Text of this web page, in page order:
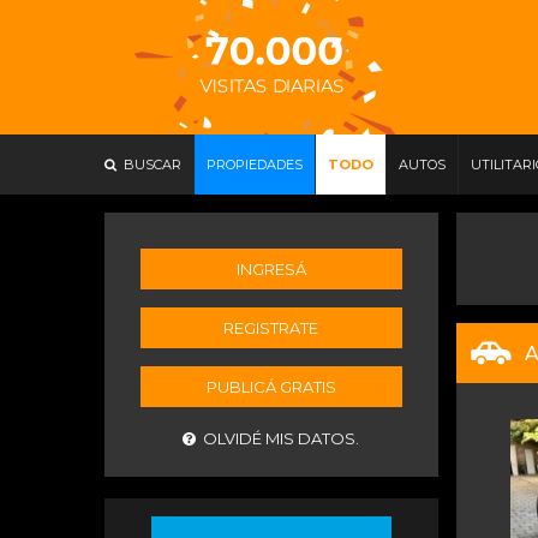
BUSCAR PROPIEDADES TODO AUTOS
INGRESÁ
REGISTRATE
PUBLICÁ GRATIS
OLVIDÉ MIS DATOS.